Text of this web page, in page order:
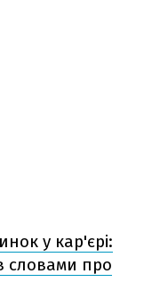
у кар'єрі:
словами про